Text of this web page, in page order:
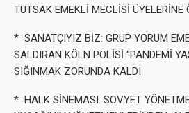
TUTSAK EMEKLİ MECLİSİ ÜYELERİNE
* SANATÇIYIZ BİZ: GRUP YORUM
SALDIRAN KÖLN POLİSİ “PANDEMİ
SIĞINMAK ZORUNDA KALDI
* HALK SİNEMASI: SOVYET